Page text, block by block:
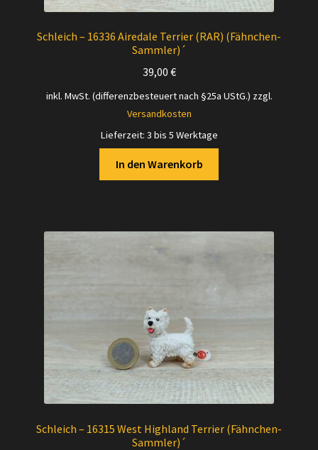
Schleich – 16336 Airedale Terrier (RAR) (Fähnchen-
Sammler)´
39,00 €
inkl. MwSt. (differenzbesteuert nach §25a UStG.) zzgl.
Versandkosten
Lieferzeit: 3 bis 5 Werktage
In den Warenkorb
Schleich – 16315 West Highland Terrier (Fähnchen-
Sammler)´